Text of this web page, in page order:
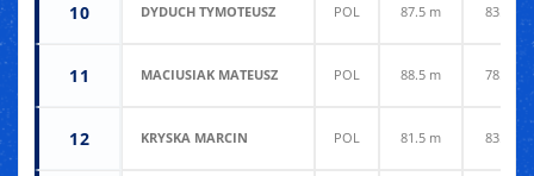
10 DYDUCH TYMOTEUSZ POL 87.5 m 83.0 m
11 MACIUSIAK MATEUSZ POL 88.5 m 78.0 m
12 KRYSKA MARCIN POL 81.5 m 83.0 m